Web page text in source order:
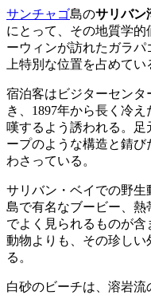
サンチャゴ島のサリバン
にとって、その地質学
ーウィンが訪れたガラ
上特別な位置を占めてい
宿泊客はビジターセン
き、1897年から長く冷
嘆するよう誘われる。
ープのような構造と錆
わさっている。
サリバン・ベイでの野
島で有名なブービー、
でよく見られるものが
動物よりも、その珍し
る。
白砂のビーチは、溶岩流